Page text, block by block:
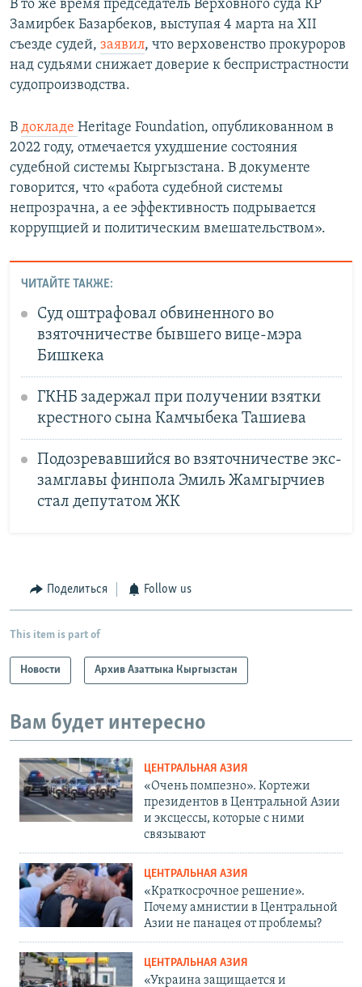
В то же время председатель Верховного суда КР
Замирбек Базарбеков, выступая 4 марта на XII
съезде судей, заявил, что верховенство прокуроров
над судьями снижает доверие к беспристрастности
судопроизводства.
В докладе Heritage Foundation, опубликованном в
2022 году, отмечается ухудшение состояния
судебной системы Кыргызстана. В документе
говорится, что «работа судебной системы
непрозрачна, а ее эффективность подрывается
коррупцией и политическим вмешательством».
ЧИТАЙТЕ ТАКЖЕ:
Суд оштрафовал обвиненного во
взяточничестве бывшего вице-мэра
Бишкека
ГКНБ задержал при получении взятки
крестного сына Камчыбека Ташиева
Подозревавшийся во взяточничестве экс-
замглавы финпола Эмиль Жамгырчиев
стал депутатом ЖК
Поделиться Follow us
This item is part of
Новости Архив Азаттыка Кыргызстан
Вам будет интересно
ЦЕНТРАЛЬНАЯ АЗИЯ
«Очень помпезно». Кортежи
президентов в Центральной Азии
и эксцессы, которые с ними
связывают
ЦЕНТРАЛЬНАЯ АЗИЯ
«Краткосрочное решение».
Почему амнистии в Центральной
Азии не панацея от проблемы?
ЦЕНТРАЛЬНАЯ АЗИЯ
«Украина защищается и